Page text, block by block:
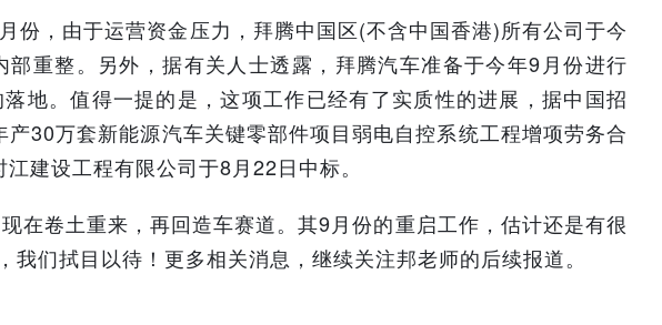
份，由于运营资金压力，拜腾中国区(不含中国香港)所有公司于今
重整。另外，据有关人士透露，拜腾汽车准备于今年9月份进行
地。值得一提的是，这项工作已经有了实质性的进展，据中国招
30万套新能源汽车关键零部件项目弱电自控系统工程增项劳务合
建设工程有限公司于8月22日中标。
在卷土重来，再回造车赛道。其9月份的重启工作，估计还是有很
我们拭目以待！更多相关消息，继续关注邦老师的后续报道。